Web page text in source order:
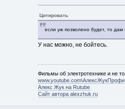
Цитировать
если уж позволено будет, то
У нас можно, не бойтесь.
Фильмы об электротехнике и не
www.youtube.com\АлексЖукПрофи
Алекс Жук на Rutube
Сайт автора alexzhuk.ru